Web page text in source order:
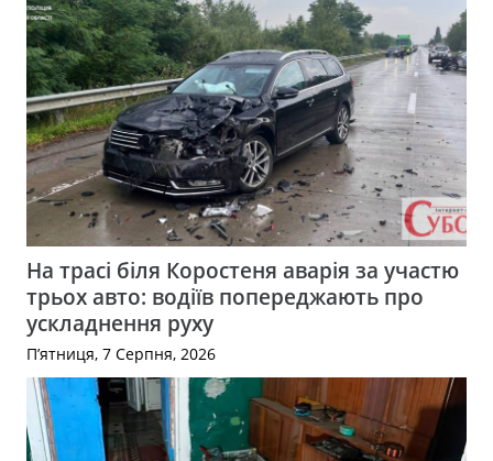
На трасі біля Коростеня аварія за участю
трьох авто: водіїв попереджають про
ускладнення руху
П’ятниця, 7 Серпня, 2026